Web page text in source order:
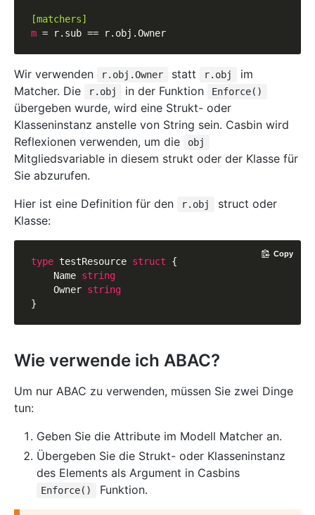
[matchers]
m
Wir verwenden r.obj.Owner statt r.obj
im
Matcher. Die
r.obj in der Funktion Enforce()
übergeben wurde, wird eine Strukt- oder
Klasseninstanz anstelle von String sein. Casbin wird
Reflexionen verwenden, um die
obj
Mitgliedsvariable in diesem strukt oder der Klasse für
Sie abzurufen.
Hier ist eine Definition für den
r.obj
struct oder
Klasse:
type testResource struct {
    Name
string
    Owner
string
Copy
Wie verwende ich ABAC?
Um nur ABAC zu verwenden, müssen Sie zwei Dinge
tun:
Geben Sie die Attribute im Modell Matcher an.
Übergeben Sie die Strukt- oder Klasseninstanz
des Elements als Argument in Casbins
Enforce() Funktion.